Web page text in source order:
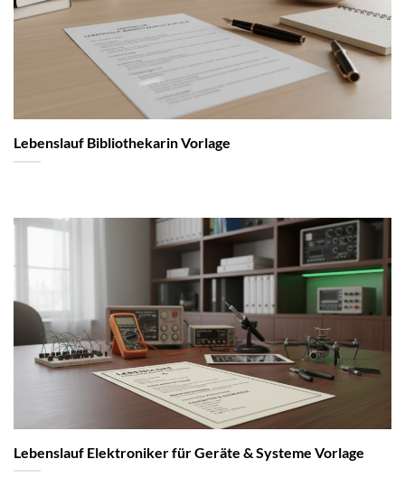
Lebenslauf Bibliothekarin Vorlage
Lebenslauf Elektroniker für Geräte & Systeme Vorlage